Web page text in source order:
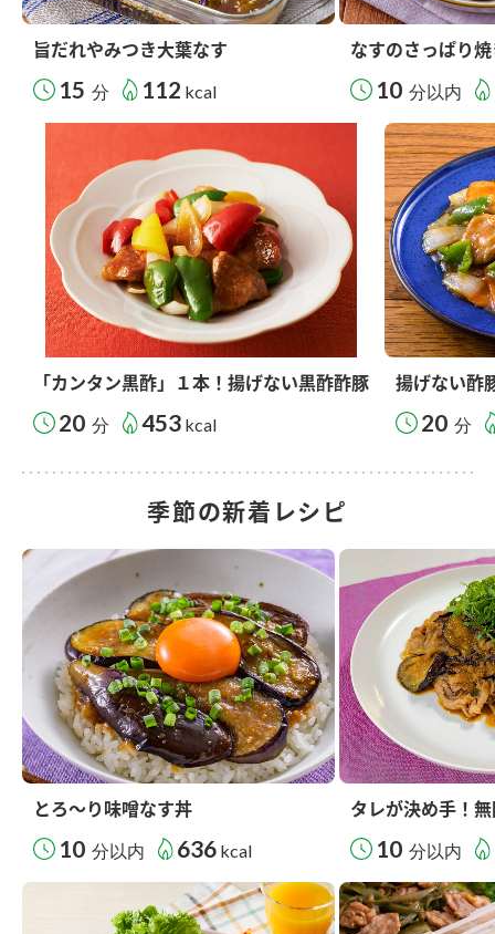
旨だれやみつき大葉なす
15 分 112 kcal
なすのさっぱり
10 分以内
「カンタン黒酢」１本！揚げない黒酢酢豚
20 分 453 kcal
揚げない酢
20 分
季節の新着レシピ
とろ～り味噌なす丼
10 分以内 636 kcal
タレが決め手！
10 分以内